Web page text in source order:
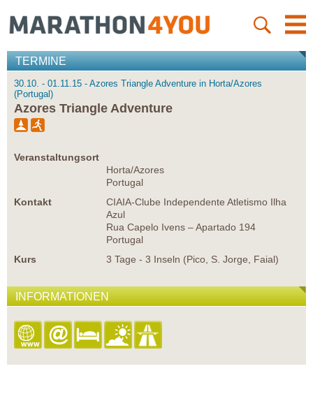
TERMINE
30.10. - 01.11.15 - Azores Triangle Adventure in Horta/Azores
(Portugal)
Azores Triangle Adventure
Veranstaltungsort
Horta/Azores
Portugal
Kontakt
CIAIA-Clube Independente Atletismo Ilha
Azul
Rua Capelo Ivens – Apartado 194
Portugal
Kurs
3 Tage - 3 Inseln (Pico, S. Jorge, Faial)
INFORMATIONEN